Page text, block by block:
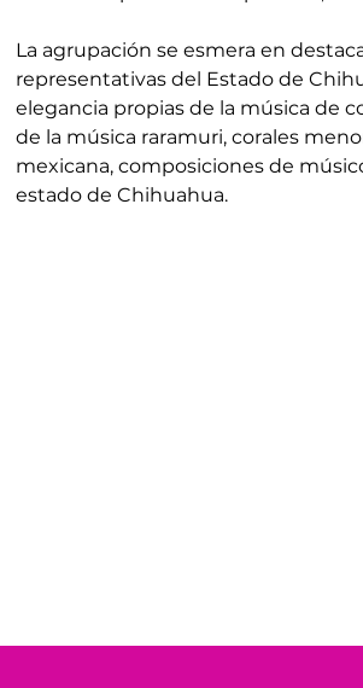
La agrupación se esmera en
representativas del Estado de
elegancia propias de la música de
de la música raramuri, corales
mexicana, composiciones de
estado de Chihuahua.